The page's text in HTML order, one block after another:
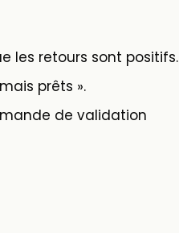
les retours sont positifs.
prêts ».
de validation